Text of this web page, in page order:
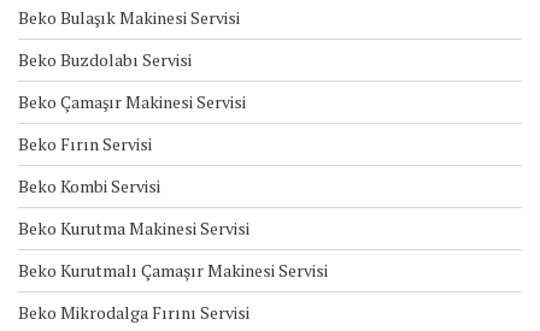
Beko Bulaşık Makinesi Servisi
Beko Buzdolabı Servisi
Beko Çamaşır Makinesi Servisi
Beko Fırın Servisi
Beko Kombi Servisi
Beko Kurutma Makinesi Servisi
Beko Kurutmalı Çamaşır Makinesi Servisi
Beko Mikrodalga Fırını Servisi